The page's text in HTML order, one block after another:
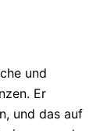
und
Er
und das auf